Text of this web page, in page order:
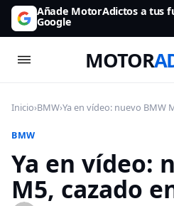
Añade MotorAdictos a tus
Google
MOTOR
Inicio›BMW›Ya en vídeo: nuevo BMW
BMW
Ya en vídeo:
M5, cazado